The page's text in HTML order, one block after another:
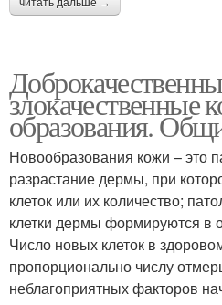
читать дальше →
злокачественные
образования.
Новообразования кожи – это
разрастание дермы, при
клеток или их количество;
клетки дермы формируются в
Число новых клеток в
пропорционально числу
неблагоприятных факторов